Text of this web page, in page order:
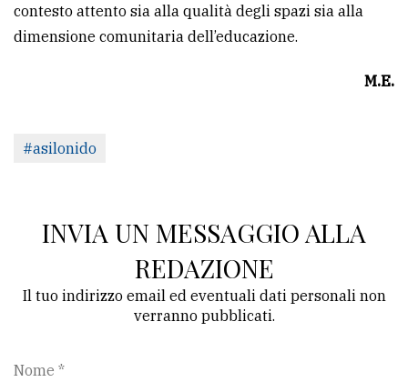
contesto attento sia alla qualità degli spazi sia alla
dimensione comunitaria dell’educazione.
M.E.
#asilonido
INVIA UN MESSAGGIO ALLA
REDAZIONE
Il tuo indirizzo email ed eventuali dati personali non
verranno pubblicati.
Nome *